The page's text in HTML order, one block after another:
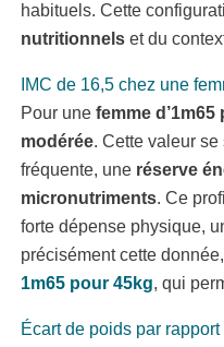
habituels. Cette
nutritionnels et du
IMC de 16,5 chez une
Pour une femme d’1m65
modérée. Cette valeur
fréquente, une réserve
micronutriments. Ce
forte dépense physique,
précisément cette
1m65 pour 45kg, qui
Écart de poids par